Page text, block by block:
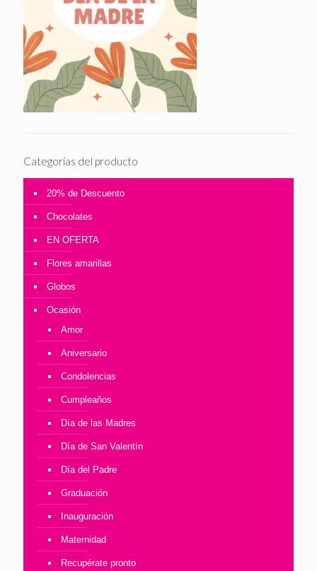
Categorías del producto
20% de Descuento
Chocolates
EN OFERTA
Flores amarillas
Globos
Ocasión
Amor
Aniversario
Condolencias
Cumpleaños
Día de las Madres
Día de San Valentín
Día del Padre
Graduación
Inauguración
Maternidad
Recupérate pronto